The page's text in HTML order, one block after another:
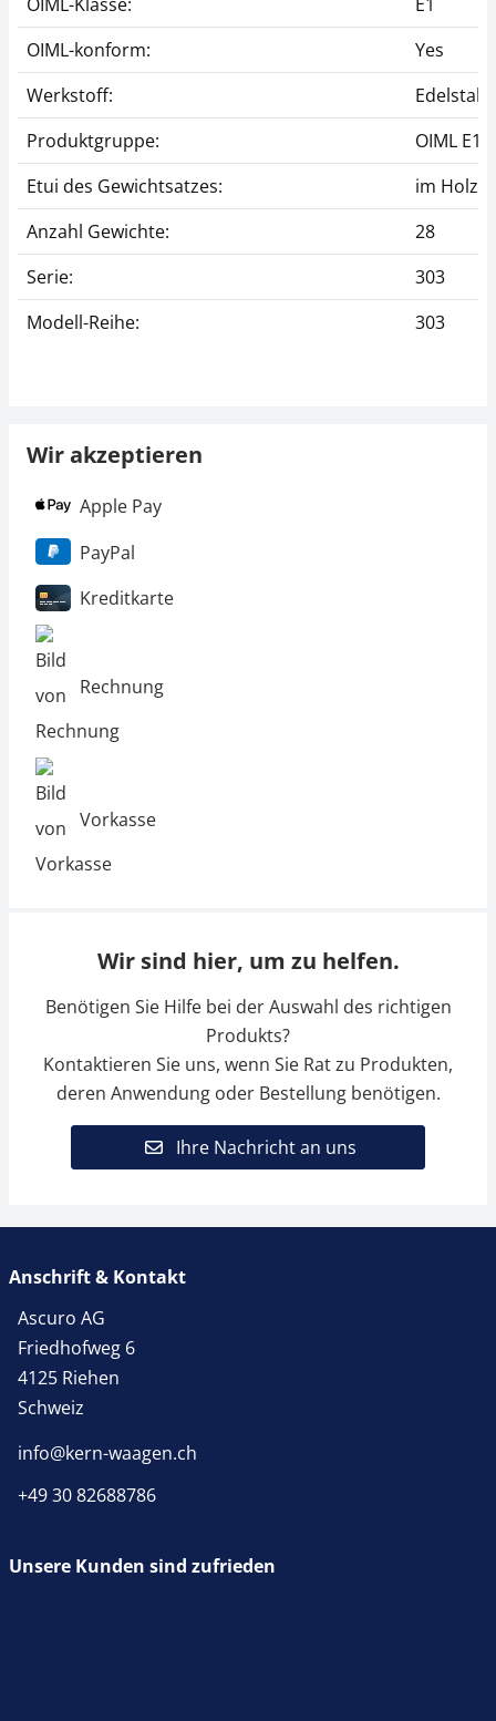
OIML-konform:
Yes
Werkstoff:
Produktgruppe:
OIML E1
Etui des Gewichtsatzes:
im
Anzahl Gewichte:
28
Serie:
303
Modell-Reihe:
303
Wir akzeptieren
Apple Pay
PayPal
Kreditkarte
Rechnung
Vorkasse
Wir sind hier, um zu helfen.
Benötigen Sie Hilfe bei der Auswahl des richtigen
Produkts?
Kontaktieren Sie uns, wenn Sie Rat zu Produkten,
deren Anwendung oder Bestellung benötigen.
Ihre Nachricht an uns
Anschrift & Kontakt
Ascuro AG
Friedhofweg 6
4125 Riehen
Schweiz
info@kern-waagen.ch
+49 30 82688786
Unsere Kunden sind zufrieden